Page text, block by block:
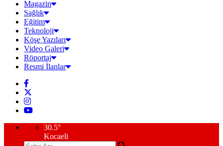
Magazin
Sağlık
Eğitim
Teknoloji
Köşe Yazıları
Video Galeri
Röportaj
Resmi İlanlar
30.5°
Kocaeli